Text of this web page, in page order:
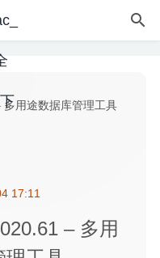
17:11
– 多用
中文版-强大的硬盘克隆
面调整及修复工具
2021-